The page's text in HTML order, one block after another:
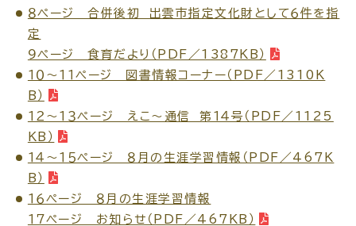
おくやみ
目的から探す
届出・手続・申請
８ページ 合併後初 出雲市指定文化財として６件を指
定
９ページ 食育だより（PDF／1387KB）
１０～１１ページ 図書情報コーナー（PDF／1310K
B）
１２～１３ページ えこ～通信 第１４号（PDF／1125
KB）
１４～１５ページ ８月の生涯学習情報（PDF／467K
B）
１６ページ ８月の生涯学習情報
１７ページ お知らせ（PDF／467KB）